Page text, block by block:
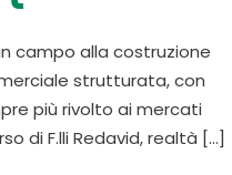
campo alla costruzione
strutturata, con
più rivolto ai mercati
di F.lli Redavid, realtà […]